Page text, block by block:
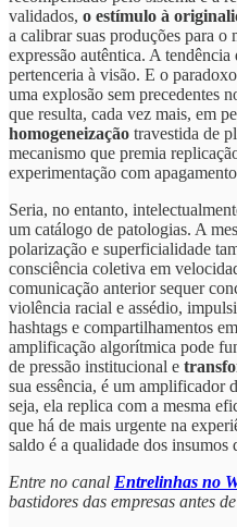
validados, o estímulo à
a calibrar suas produções para
expressão autêntica. A
pertenceria à visão. E o
uma explosão sem precedentes
que resulta, cada vez mais, em
homogeneização travestida de
mecanismo que premia
experimentação com
Seria, no entanto,
um catálogo de patologias. A
polarização e superficialidade
consciência coletiva em
comunicação anterior sequer
violência racial e assédio,
hashtags e compartilhamentos
amplificação algorítmica pode
de pressão institucional e
sua essência, é um amplificador
seja, ela replica com a mesma
que há de mais urgente na
saldo é a qualidade dos insumos
Entre no canal Entrelinhas no
bastidores das empresas antes